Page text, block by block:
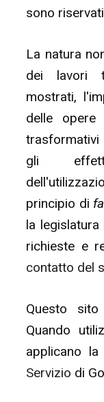
sono
La natura
dei lavori
mostrati,
delle opere
gli
principio di
la
richieste e
contatto del
Questo
Quando
applicano la
Servizio di